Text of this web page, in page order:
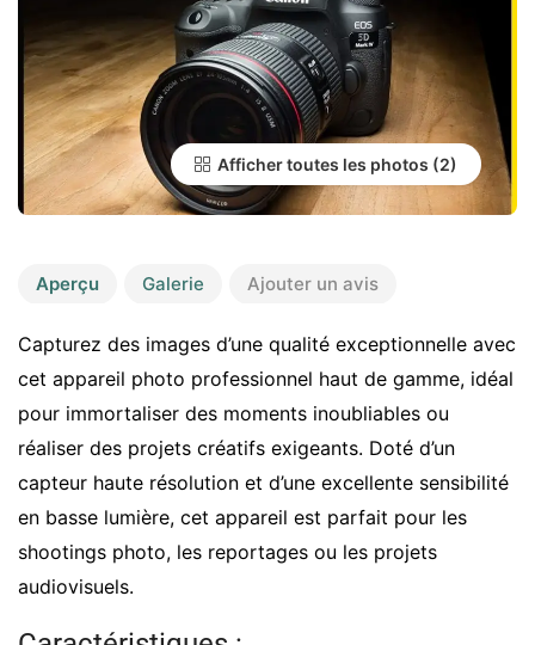
Afficher toutes les photos
Aperçu Galerie Ajouter un avis
Capturez des images d’une qualité exceptionnelle avec
cet appareil photo professionnel haut de gamme, idéal
pour immortaliser des moments inoubliables ou
réaliser des projets créatifs exigeants. Doté d’un
capteur haute résolution et d’une excellente sensibilité
en basse lumière, cet appareil est parfait pour les
shootings photo, les reportages ou les projets
audiovisuels.